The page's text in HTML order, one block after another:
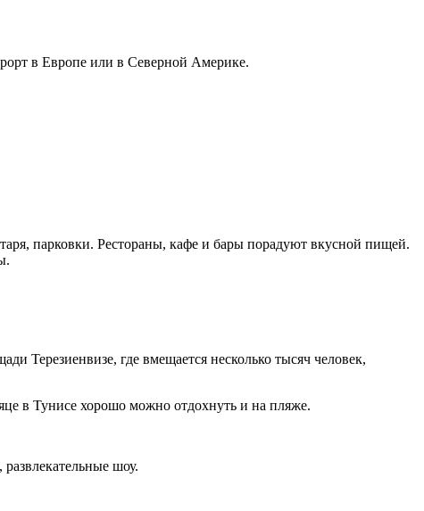
в Европе или в Северной Америке.
парковки. Рестораны, кафе и бары порадуют вкусной пищей.
Терезиенвизе, где вмещается несколько тысяч человек,
в Тунисе хорошо можно отдохнуть и на пляже.
шоу.